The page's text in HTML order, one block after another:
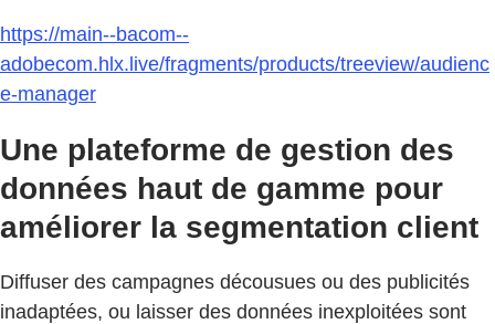
https://main--bacom--
adobecom.hlx.live/fragments/products/treeview/audienc
e-manager
Une plateforme de gestion des
données haut de gamme pour
améliorer la segmentation client
Diffuser des campagnes décousues ou des publicités
inadaptées, ou laisser des données inexploitées sont